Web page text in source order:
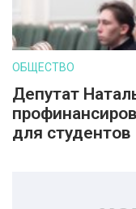
ОБЩЕСТВО
Депутат
для студентов